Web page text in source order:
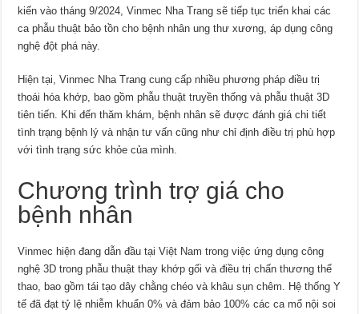
kiến vào tháng 9/2024, Vinmec Nha Trang sẽ tiếp tục triển khai các
ca phẫu thuật bảo tồn cho bệnh nhân ung thư xương, áp dụng công
nghệ đột phá này.
Hiện tại, Vinmec Nha Trang cung cấp nhiều phương pháp điều trị
thoái hóa khớp, bao gồm phẫu thuật truyền thống và phẫu thuật 3D
tiên tiến. Khi đến thăm khám, bệnh nhân sẽ được đánh giá chi tiết
tình trạng bệnh lý và nhận tư vấn cũng như chỉ định điều trị phù hợp
với tình trạng sức khỏe của mình.
Chương trình trợ giá cho
bệnh nhân
Vinmec hiện đang dẫn đầu tại Việt Nam trong việc ứng dụng công
nghệ 3D trong phẫu thuật thay khớp gối và điều trị chấn thương thể
thao, bao gồm tái tạo dây chằng chéo và khâu sụn chêm. Hệ thống Y
tế đã đạt tỷ lệ nhiễm khuẩn 0% và đảm bảo 100% các ca mổ nội soi